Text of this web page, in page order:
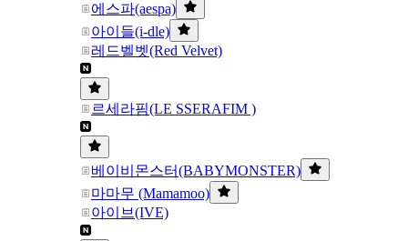
에스파(aespa)
아이들(i-dle)
레드벨벳(Red Velvet)
르세라핌(LE SSERAFIM )
베이비몬스터(BABYMONSTER)
마마무 (Mamamoo)
아이브(IVE)